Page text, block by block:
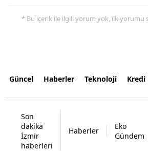
* Bu içerik ile ilgili yorum yok, ilk yorumu
Güncel Haberler Teknoloji Kredi
Son
dakika
İzmir
haberleri
Haberler
Eko
Gündem